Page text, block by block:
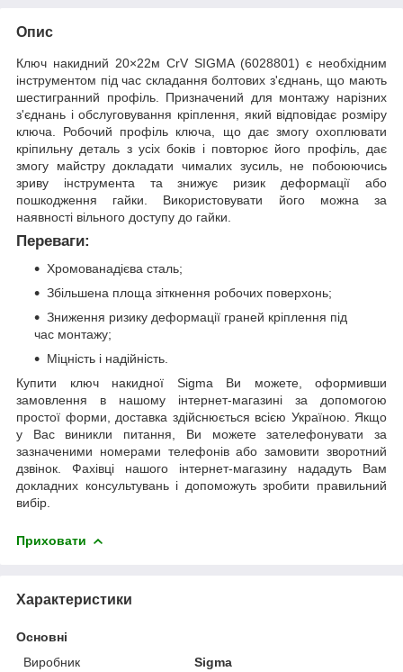
Опис
Ключ накидний 20×22м CrV SIGMA (6028801) є необхідним
інструментом під час складання болтових з'єднань, що мають
шестигранний профіль. Призначений для монтажу нарізних
з'єднань і обслуговування кріплення, який відповідає розміру
ключа. Робочий профіль ключа, що дає змогу охоплювати
кріпильну деталь з усіх боків і повторює його профіль, дає
змогу майстру докладати чималих зусиль, не побоюючись
зриву інструмента та знижує ризик деформації або
пошкодження гайки. Використовувати його можна за
наявності вільного доступу до гайки.
Переваги:
Хромованадієва сталь;
Збільшена площа зіткнення робочих поверхонь;
Зниження ризику деформації граней кріплення під
час монтажу;
Міцність і надійність.
Купити ключ накидної Sigma Ви можете, оформивши
замовлення в нашому інтернет-магазині за допомогою
простої форми, доставка здійснюється всією Україною. Якщо
у Вас виникли питання, Ви можете зателефонувати за
зазначеними номерами телефонів або замовити зворотний
дзвінок. Фахівці нашого інтернет-магазину нададуть Вам
докладних консультувань і допоможуть зробити правильний
вибір.
Приховати
Характеристики
Основні
Виробник
Sigma